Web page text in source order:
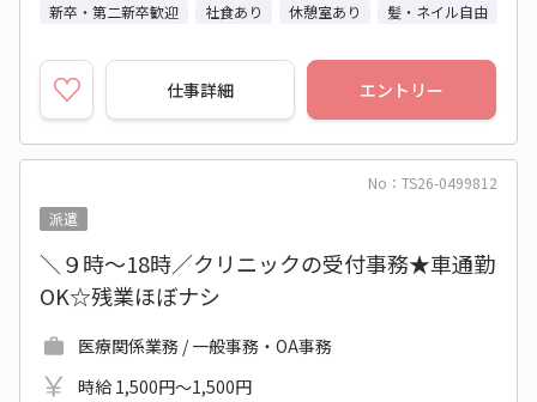
新卒・第二新卒歓迎
社食あり 休憩室あり 髪・ネイル自由
仕事詳細 エントリー
No：TS26-0499812
派遣
＼９時～18時／クリニックの受付事務★車通勤
OK☆残業ほぼナシ
医療関係業務 / 一般事務・OA事務
時給 1,500円～1,500円